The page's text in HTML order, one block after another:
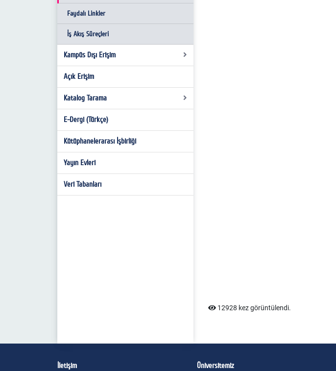
Faydalı Linkler
İş Akış Süreçleri
Kampüs Dışı Erişim
Kampüs Dışı Erişim
Açık Erişim
Katalog Tarama
Katalog Tarama
E-Dergi (Türkçe)
Kütüphanelerarası İşbirliği
Yayın Evleri
Veri Tabanları
12928 kez görüntülendi.
İletişim Üniversitemiz